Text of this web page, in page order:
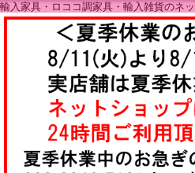
輸入家具・ロココ調家具・輸入雑貨のネ